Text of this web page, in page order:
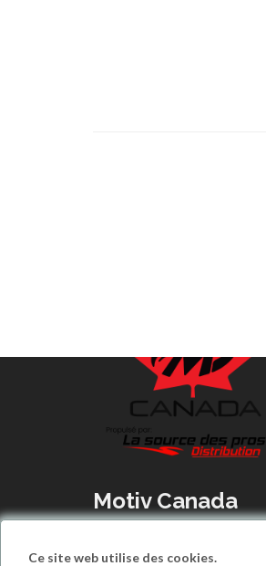
Motiv Canada
info@motivcanada.com
Ce site web utilise des cookies.